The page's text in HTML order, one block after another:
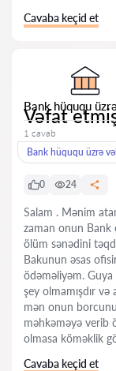
Cavaba keçid et
Bank hüququ
Vəfat
1 cavab
Bank hüququ üzrə
0 24
Salam . Mənim
zaman onun
ölüm sənədini
Bakunun əsas
ödəməliyəm.
şey olmamışdır
mən onun
məhkəməyə verib
olmasa köməklik
Cavaba keçid et